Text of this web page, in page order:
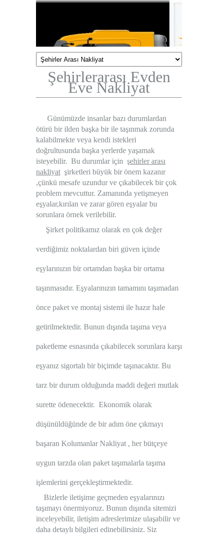
Şehirlerarası Evden
Eve Nakliyat
Günümüzde insanlar bazı durumlardan
ötürü bir ilden başka bir ile taşınmak zorunda
kalabilmekte veya kendi istekleri
doğrultusunda başka yerlerde yaşamak
isteyebilir. Bu durumlar için şehirler arası
nakliyat şirketleri büyük bir önem kazanır
,çünkü mesafe uzundur ve çıkabilecek bir çok
problem mevcuttur. Zamanında yetişmeyen
eşyalar,kırılan ve zarar gören eşyalar bu
sorunlara örnek verilebilir.
Şirket politikamız olarak en çok değer
verdiğimiz noktalardan biri güven içinde
eşylarınızın bir ortamdan başka bir ortama
taşınmasıdır. Eşyalarınızın tamamını taşımadan
önce paket ve montaj sistemi ile hazır hale
getirilmektedir. Bunun dışında taşıma veya
paketleme esnasında çıkabilecek sorunlara karşı
eşyanız sigortalı bir biçimde taşınacaktır. Bu
tarz bir durum olduğunda maddi değeri mutlak
surette ödenecektir. Ekonomik olarak
düşünüldüğünde de bir adım öne çıkmayı
başaran Kolumanlar Nakliyat , her bütçeye
uygun tarzda olan paket taşımalarla taşıma
işlemlerini gerçekleştirmektedir.
Bizlerle iletişime geçmeden eşyalarınızı
taşımayı önermiyoruz. Bunun dışında sitemizi
inceleyebilir, iletişim adreslerimize ulaşabilir ve
daha detaylı bilgileri edinebilirsiniz. Siz